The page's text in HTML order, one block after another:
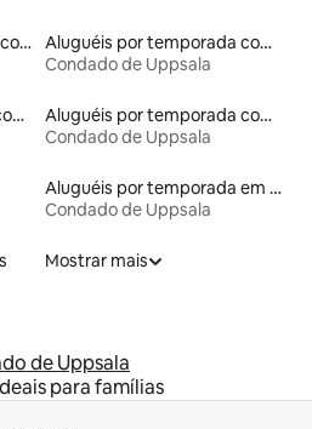
Locações por temporada com piscina
Aluguéis por temporada com banheira de hidromassagem
Condado de Uppsala
Aluguéis por temporada com caiaque
Aluguéis por temporada com suítes privativas
Condado de Uppsala
Aluguéis por temporada em hotéis-fazenda
Condado de Uppsala
Mostrar mais
de Uppsala
para famílias